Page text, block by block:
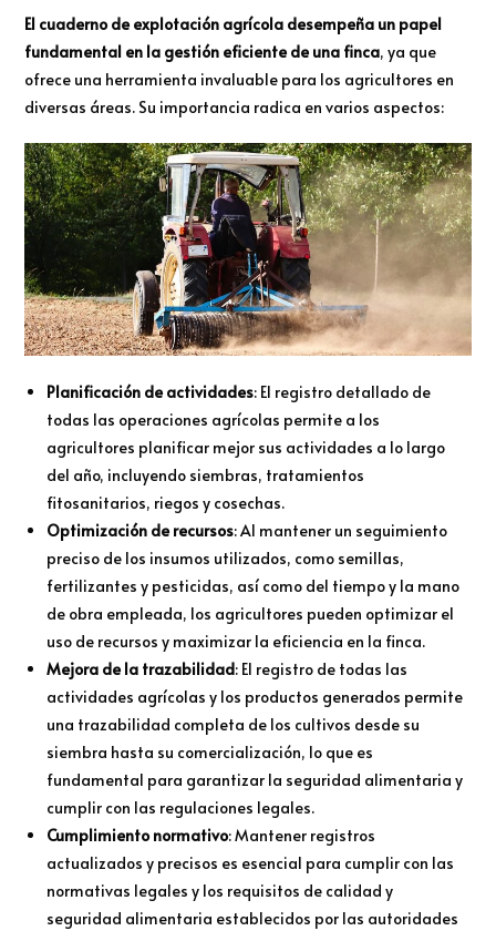
El cuaderno de explotación agrícola desempeña un papel
fundamental en la gestión eficiente de una finca, ya que
ofrece una herramienta invaluable para los agricultores en
diversas áreas. Su importancia radica en varios aspectos:
Planificación de actividades: El registro detallado de
todas las operaciones agrícolas permite a los
agricultores planificar mejor sus actividades a lo largo
del año, incluyendo siembras, tratamientos
fitosanitarios, riegos y cosechas.
Optimización de recursos: Al mantener un seguimiento
preciso de los insumos utilizados, como semillas,
fertilizantes y pesticidas, así como del tiempo y la mano
de obra empleada, los agricultores pueden optimizar el
uso de recursos y maximizar la eficiencia en la finca.
Mejora de la trazabilidad: El registro de todas las
actividades agrícolas y los productos generados permite
una trazabilidad completa de los cultivos desde su
siembra hasta su comercialización, lo que es
fundamental para garantizar la seguridad alimentaria y
cumplir con las regulaciones legales.
Cumplimiento normativo: Mantener registros
actualizados y precisos es esencial para cumplir con las
normativas legales y los requisitos de calidad y
seguridad alimentaria establecidos por las autoridades